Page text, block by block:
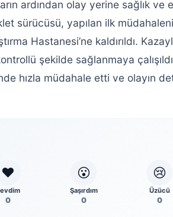
ardından olay yerine sağlık
sürücüsü, yapılan ilk
Hastanesi’ne kaldırıldı.
şekilde sağlanmaya
hızla müdahale etti ve olayın
❤️
0
😮
Şaşırdım
0
😢
Üzücü
0